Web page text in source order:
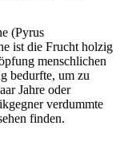
(Pyrus
ist die Frucht holzig
menschlichen
bedurfte, um zu
Jahre oder
verdummte
finden.